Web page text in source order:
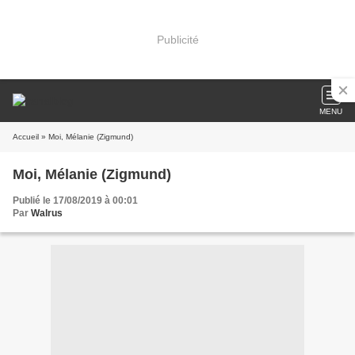
Publicité
MENU
Accueil » Moi, Mélanie (Zigmund)
Moi, Mélanie (Zigmund)
Publié le 17/08/2019 à 00:01
Par Walrus